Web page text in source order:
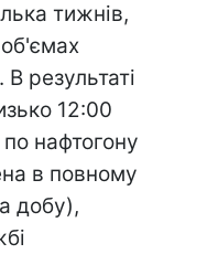
тижнів,
об'ємах
результаті
12:00
нафтогону
в повному
добу),